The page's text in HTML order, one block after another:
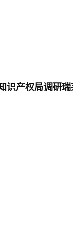
识产权局调研